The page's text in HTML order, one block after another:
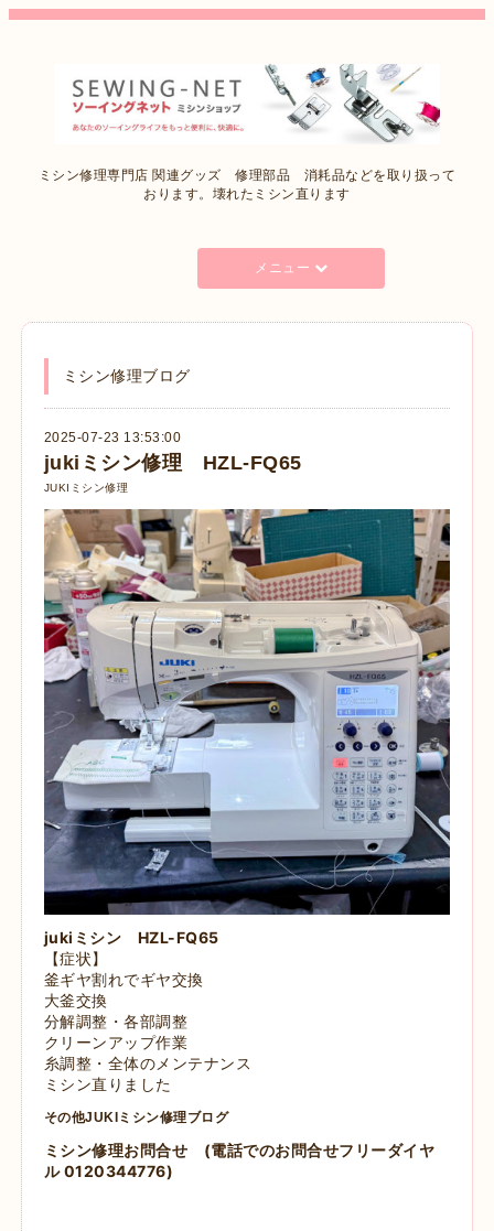
ミシン修理専門店 関連グッズ 修理部品 消耗品などを取り扱って
おります。壊れたミシン直ります
メニュー
ミシン修理ブログ
2025-07-23 13:53:00
jukiミシン修理 HZL-FQ65
JUKIミシン修理
jukiミシン HZL-FQ65
【症状】
釜ギヤ割れでギヤ交換
大釜交換
分解調整・各部調整
クリーンアップ作業
糸調整・全体のメンテナンス
ミシン直りました
その他JUKIミシン修理ブログ
ミシン修理お問合せ
(電話でのお問合せフリーダイヤ
ル 0120344776)